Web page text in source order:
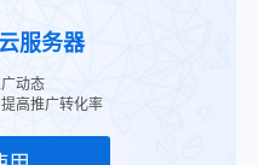
服务器
动态
高推广转化率